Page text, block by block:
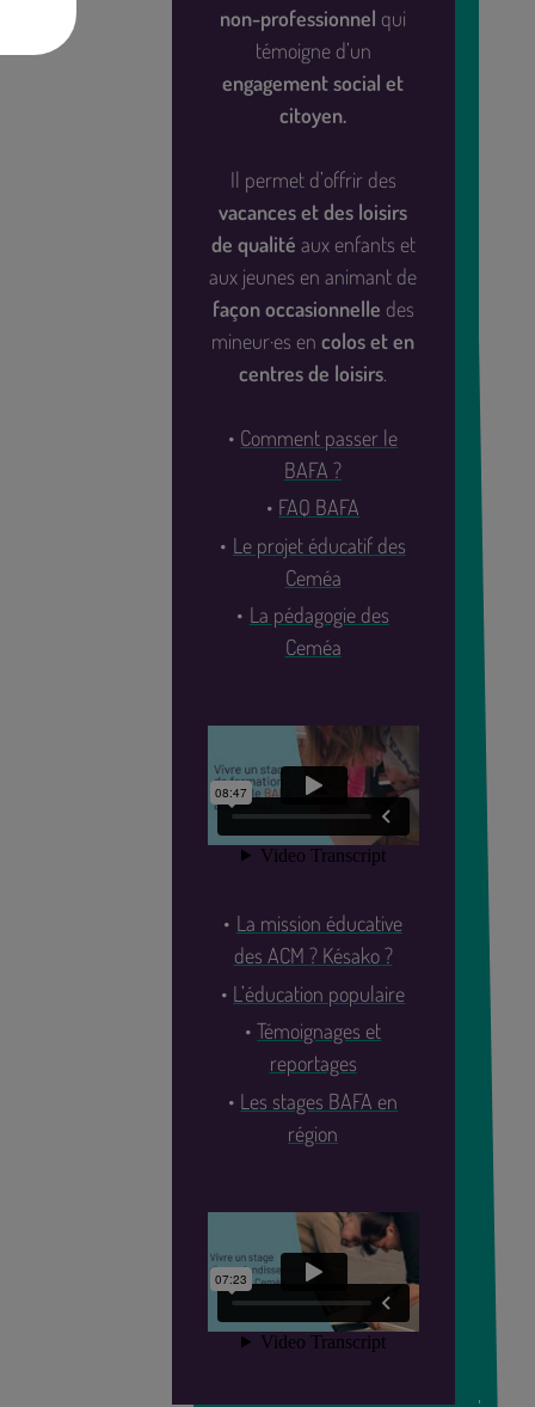
non-professionnel qui
témoigne d’un
engagement social et
citoyen.
Il permet d’offrir des
vacances et des loisirs
de qualité aux enfants et
aux jeunes en animant de
façon occasionnelle des
mineur·es en colos et en
centres de loisirs.
Comment passer le
BAFA ?
FAQ BAFA
Le projet éducatif des
Ceméa
La pédagogie des
Ceméa
La mission éducative
des ACM ? Késako ?
L’éducation populaire
Témoignages et
reportages
Les stages BAFA en
région